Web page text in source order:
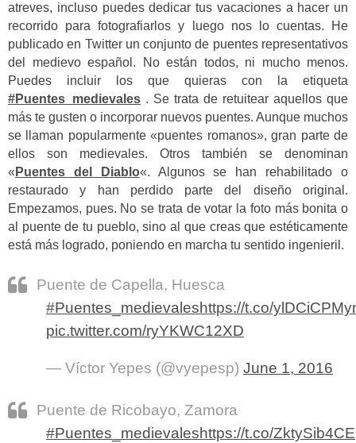
atreves, incluso puedes dedicar tus vacaciones a hacer un
recorrido para fotografiarlos y luego nos lo cuentas. He
publicado en Twitter un conjunto de puentes representativos
del medievo español. No están todos, ni mucho menos.
Puedes incluir los que quieras con la etiqueta
#Puentes_medievales . Se trata de retuitear aquellos que
más te gusten o incorporar nuevos puentes. Aunque muchos
se llaman popularmente «puentes romanos», gran parte de
ellos son medievales. Otros también se denominan
« Puentes del Diablo«. Algunos se han rehabilitado o
restaurado y han perdido parte del diseño original.
Empezamos, pues. No se trata de votar la foto más bonita o
al puente de tu pueblo, sino al que creas que estéticamente
está más logrado, poniendo en marcha tu sentido ingenieril.
Puente de Capella, Huesca
#Puentes_medievaleshttps://t.co/
pic.twitter.com/ryYKWC12XD
— Víctor Yepes (@vyepesp) June 1, 2016
Puente de Ricobayo, Zamora
#Puentes_medievaleshttps://t.co/ZktySib4CE